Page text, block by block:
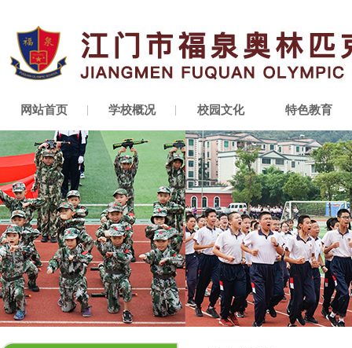
网站首页 学校概况 校园文化 特色教育